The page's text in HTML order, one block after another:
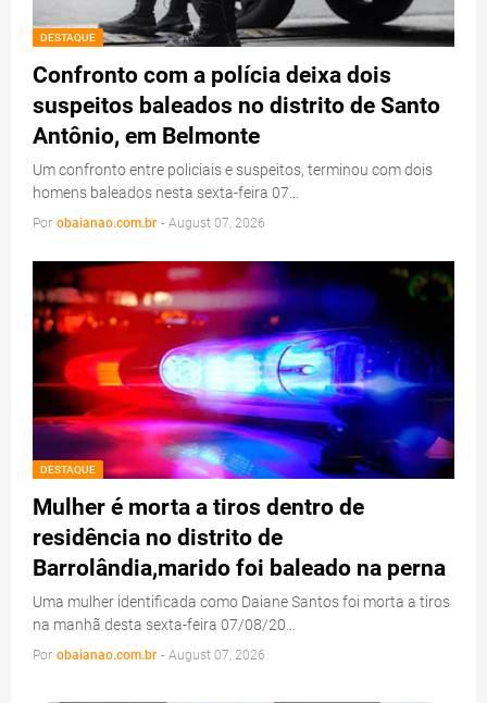
DESTAQUE
Confronto com a polícia deixa dois
suspeitos baleados no distrito de Santo
Antônio, em Belmonte
Um confronto entre policiais e suspeitos, terminou com dois
homens baleados nesta sexta-feira 07…
Por obaianao.com.br - August 07, 2026
DESTAQUE
Mulher é morta a tiros dentro de
residência no distrito de
Barrolândia,marido foi baleado na perna
Uma mulher identificada como Daiane Santos foi morta a tiros
na manhã desta sexta-feira 07/08/20…
Por obaianao.com.br - August 07, 2026